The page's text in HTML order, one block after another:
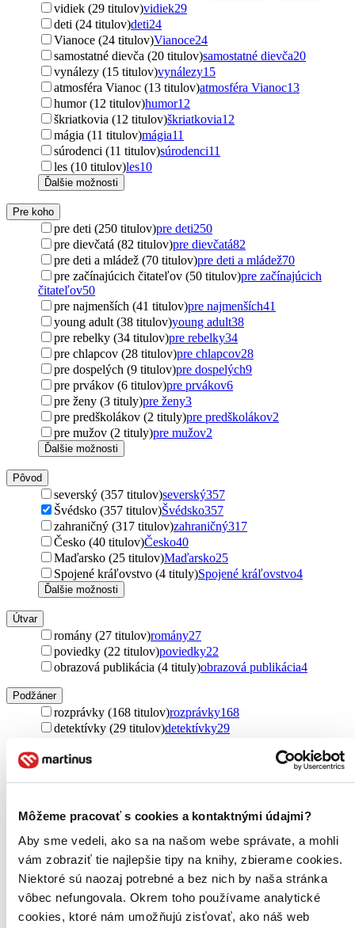
Môžeme pracovať s cookies a kontaktnými údajmi?
Aby sme vedeli, ako sa na našom webe správate, a mohli
vám zobraziť tie najlepšie tipy na knihy, zbierame cookies.
Niektoré sú naozaj potrebné a bez nich by naša stránka
vôbec nefungovala. Okrem toho používame analytické
cookies, ktoré nám umožňujú zisťovať, ako náš web
vidiek (29 titulov)vidiek29
deti (24 titulov)deti24
Vianoce (24 titulov)Vianoce24
samostatné dievča (20 titulov)samostatné dievča20
vynálezy (15 titulov)vynálezy15
atmosféra Vianoc (13 titulov)atmosféra Vianoc13
humor (12 titulov)humor12
škriatkovia (12 titulov)škriatkovia12
mágia (11 titulov)mágia11
súrodenci (11 titulov)súrodenci11
les (10 titulov)les10
Ďalšie možnosti
Pre koho
pre deti (250 titulov)pre deti250
pre dievčatá (82 titulov)pre dievčatá82
pre deti a mládež (70 titulov)pre deti a mládež70
pre začínajúcich čitateľov (50 titulov)pre začínajúcich
čitateľov50
pre najmenších (41 titulov)pre najmenších41
young adult (38 titulov)young adult38
pre rebelky (34 titulov)pre rebelky34
pre chlapcov (28 titulov)pre chlapcov28
pre dospelých (9 titulov)pre dospelých9
pre prvákov (6 titulov)pre prvákov6
pre ženy (3 tituly)pre ženy3
pre predškolákov (2 tituly)pre predškolákov2
pre mužov (2 tituly)pre mužov2
Ďalšie možnosti
Pôvod
severský (357 titulov)severský357
Švédsko (357 titulov)Švédsko357
zahraničný (317 titulov)zahraničný317
Česko (40 titulov)Česko40
Maďarsko (25 titulov)Maďarsko25
Spojené kráľovstvo (4 tituly)Spojené kráľovstvo4
Ďalšie možnosti
Útvar
romány (27 titulov)romány27
poviedky (22 titulov)poviedky22
obrazová publikácia (4 tituly)obrazová publikácia4
Podžáner
rozprávky (168 titulov)rozprávky168
detektívky (29 titulov)detektívky29
náučné (5 titulov)
Ďalšie možnosti
2026 (0 titulov)
2026
2025 (0 titulov)2025
2024 (0 titulov)2024
2023 (0 titulov)2023